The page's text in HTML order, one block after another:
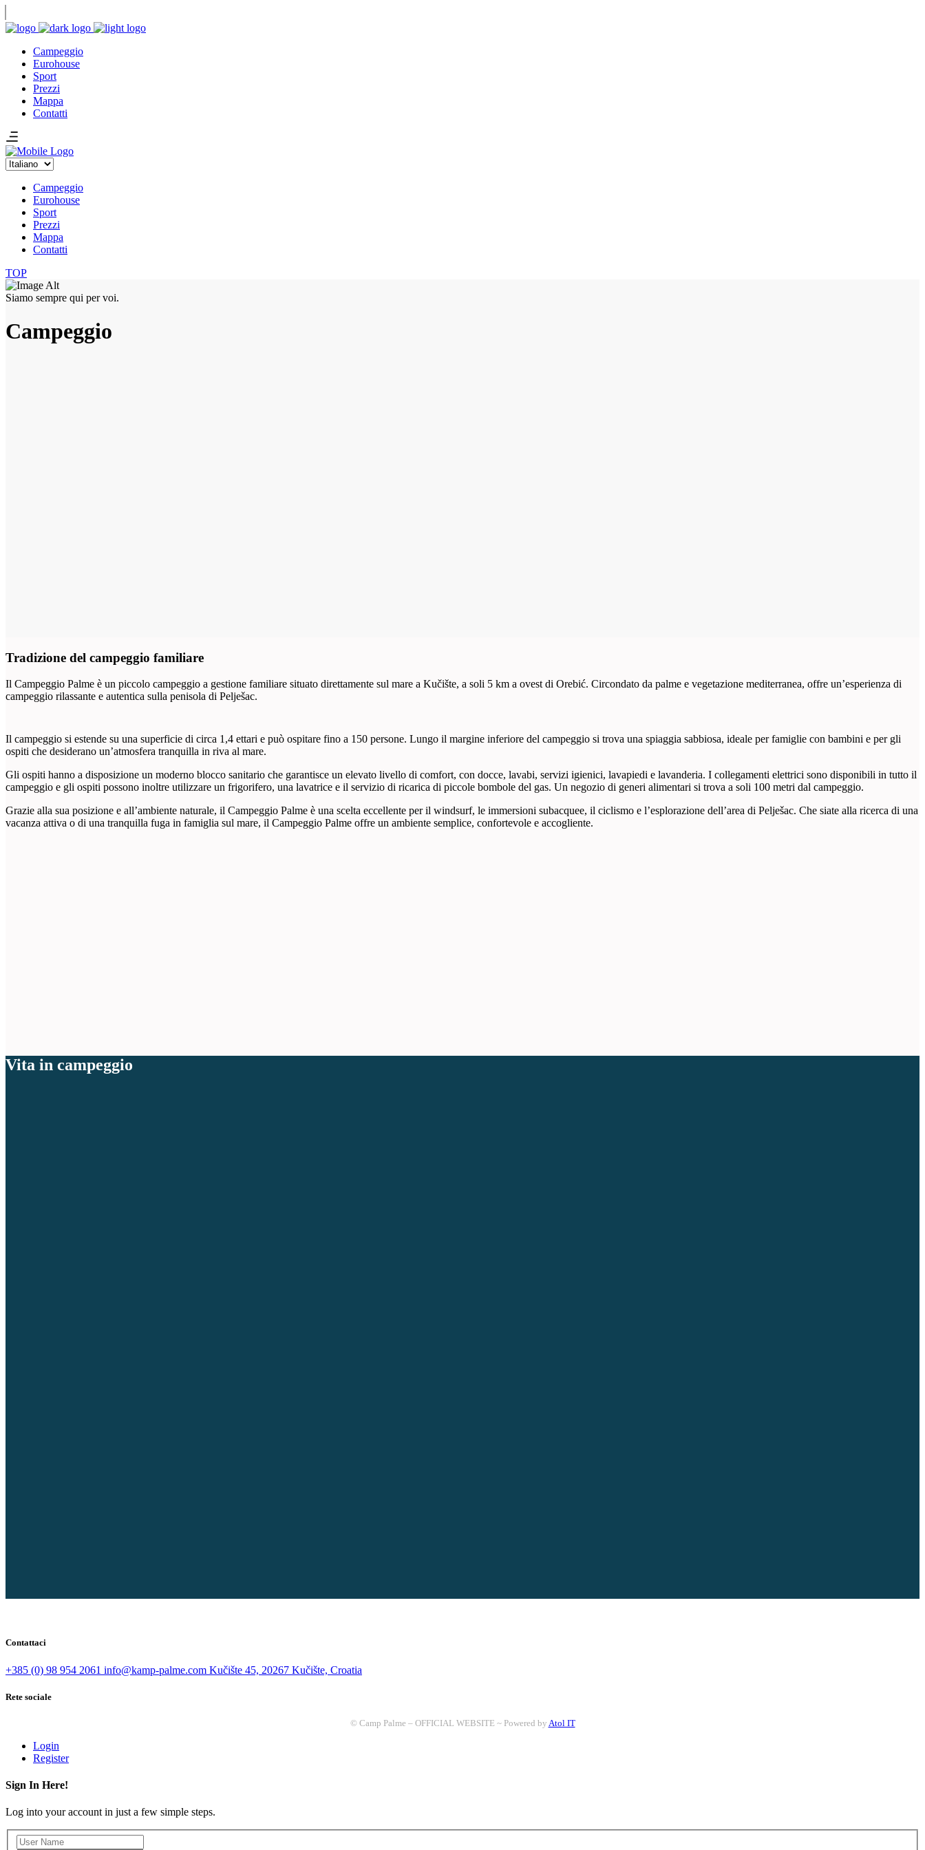
Campeggio
Eurohouse
Sport
Prezzi
Mappa
Contatti
Scegli
lingua
Campeggio
Eurohouse
Sport
Prezzi
Mappa
Contatti
TOP
Siamo sempre qui per voi.
Campeggio
Tradizione del campeggio familiare
Il Campeggio Palme è un piccolo campeggio a gestione familiare situato direttamente sul mare a Kučište, a soli 5 km a ovest di Orebić. Circondato da palme e vegetazione mediterranea, offre un’esperienza di
campeggio rilassante e autentica sulla penisola di Pelješac.
Il campeggio si estende su una superficie di circa 1,4 ettari e può ospitare fino a 150 persone. Lungo il margine inferiore del campeggio si trova una spiaggia sabbiosa, ideale per famiglie con bambini e per gli
ospiti che desiderano un’atmosfera tranquilla in riva al mare.
Gli ospiti hanno a disposizione un moderno blocco sanitario che garantisce un elevato livello di comfort, con docce, lavabi, servizi igienici, lavapiedi e lavanderia. I collegamenti elettrici sono disponibili in tutto il
campeggio e gli ospiti possono inoltre utilizzare un frigorifero, una lavatrice e il servizio di ricarica di piccole bombole del gas. Un negozio di generi alimentari si trova a soli 100 metri dal campeggio.
Grazie alla sua posizione e all’ambiente naturale, il Campeggio Palme è una scelta eccellente per il windsurf, le immersioni subacquee, il ciclismo e l’esplorazione dell’area di Pelješac. Che siate alla ricerca di una
vacanza attiva o di una tranquilla fuga in famiglia sul mare, il Campeggio Palme offre un ambiente semplice, confortevole e accogliente.
Vita in campeggio
Contattaci
+385 (0) 98 954 2061 info@kamp-palme.com Kučište 45, 20267 Kučište, Croatia
Rete sociale
© Camp Palme – OFFICIAL WEBSITE ~ Powered by Atol IT
Login
Register
Sign In Here!
Log into your account in just a few simple steps.